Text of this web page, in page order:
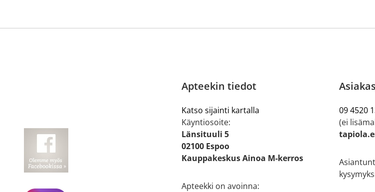
Apteekin tiedot
Katso sijainti kartalla
Käyntiosoite:
Länsituuli 5
02100 Espoo
Kauppakeskus Ainoa M-kerros
Apteekki on avoinna:
09 4520
(ei